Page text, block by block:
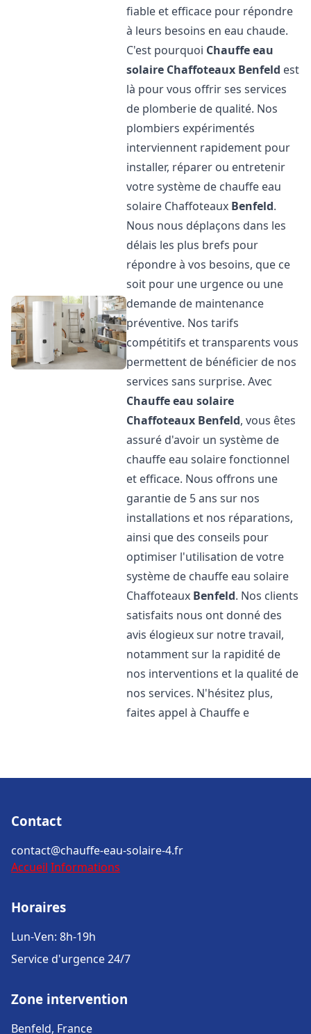
fiable et efficace pour répondre
à leurs besoins en eau chaude.
C'est pourquoi Chauffe eau
solaire Chaffoteaux Benfeld est
là pour vous offrir ses services
de plomberie de qualité. Nos
plombiers expérimentés
interviennent rapidement pour
installer, réparer ou entretenir
votre système de chauffe eau
solaire Chaffoteaux Benfeld.
Nous nous déplaçons dans les
délais les plus brefs pour
répondre à vos besoins, que ce
soit pour une urgence ou une
demande de maintenance
préventive. Nos tarifs
compétitifs et transparents vous
permettent de bénéficier de nos
services sans surprise. Avec
Chauffe eau solaire
Chaffoteaux Benfeld, vous êtes
assuré d'avoir un système de
chauffe eau solaire fonctionnel
et efficace. Nous offrons une
garantie de 5 ans sur nos
installations et nos réparations,
ainsi que des conseils pour
optimiser l'utilisation de votre
système de chauffe eau solaire
Chaffoteaux Benfeld. Nos clients
satisfaits nous ont donné des
avis élogieux sur notre travail,
notamment sur la rapidité de
nos interventions et la qualité de
nos services. N'hésitez plus,
faites appel à Chauffe e
Contact
contact@chauffe-eau-solaire-4.fr
Accueil Informations
Horaires
Lun-Ven: 8h-19h
Service d'urgence 24/7
Zone intervention
Benfeld, France